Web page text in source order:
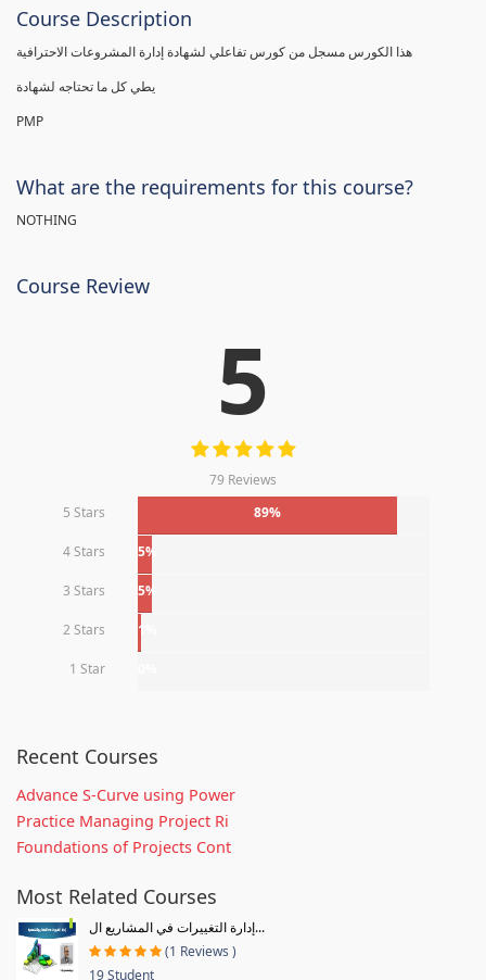
Course Description
PMP
What are the requirements for this course?
NOTHING
Course Review
5
79 Reviews
5 Stars
89%
4 Stars 5%
3 Stars 5%
2 Stars 1%
1 Star
Recent Courses
Advance S-Curve using Power
Practice Managing Project Ri
Foundations of Projects Cont
Most Related Courses
إدارة التغييرات في المشاريع ال...
(1 Reviews )
19 Student